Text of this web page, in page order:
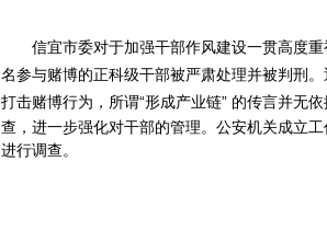
信宜市委对于加强干部作风建设一贯高度重
名参与赌博的正科级干部被严肃处理并被判刑
打击赌博行为，所谓“形成产业链” 的传言并无依
查，进一步强化对干部的管理。公安机关成立
进行调查。